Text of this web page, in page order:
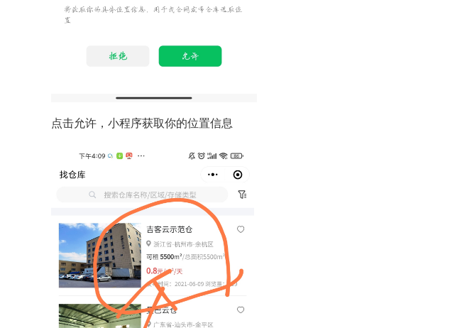
点击允许，小程序获取你的位置信息